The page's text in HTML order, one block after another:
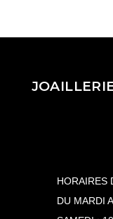
HORAIRES
DU MARDI